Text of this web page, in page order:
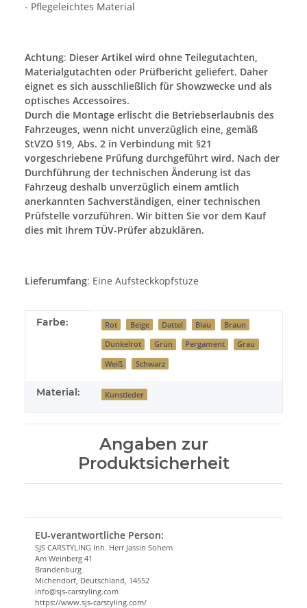
- Pflegeleichtes Material
Achtung: Dieser Artikel wird ohne Teilegutachten,
Materialgutachten oder Prüfbericht geliefert. Daher
eignet es sich ausschließlich für Showzwecke und als
optisches Accessoires.
Durch die Montage erlischt die Betriebserlaubnis des
Fahrzeuges, wenn nicht unverzüglich eine, gemäß
StVZO §19, Abs. 2 in Verbindung mit §21
vorgeschriebene Prüfung durchgeführt wird. Nach der
Durchführung der technischen Änderung ist das
Fahrzeug deshalb unverzüglich einem amtlich
anerkannten Sachverständigen, einer technischen
Prüfstelle vorzuführen. Wir bitten Sie vor dem Kauf
dies mit Ihrem TÜV-Prüfer abzuklären.
Lieferumfang: Eine Aufsteckkopfstüze
Produkteigenschaft
Wert
Farbe: Rot Beige Dattel Blau Braun
Dunkelrot Grün Pergament Grau
Weiß Schwarz
Material: Kunstleder
Angaben zur
Produktsicherheit
EU-verantwortliche Person:
SJS CARSTYLING Inh. Herr Jassin Sohem
Am Weinberg 41
Brandenburg
Michendorf, Deutschland, 14552
info@sjs-carstyling.com
https://www.sjs-carstyling.com/